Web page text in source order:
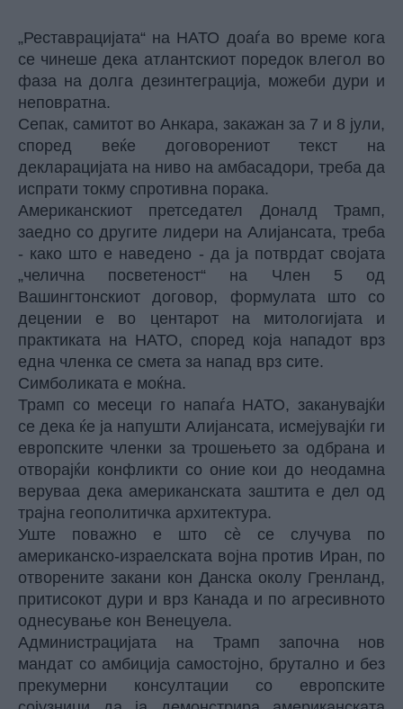
„Реставрацијата“ на НАТО доаѓа во време кога
се чинеше дека атлантскиот поредок влегол во
фаза на долга дезинтеграција, можеби дури и
неповратна.
Сепак, самитот во Анкара, закажан за 7 и 8 јули,
според веќе договорениот текст на
декларацијата на ниво на амбасадори, треба да
испрати токму спротивна порака.
Американскиот претседател Доналд Трамп,
заедно со другите лидери на Алијансата, треба
- како што е наведено - да ја потврдат својата
„челична посветеност“ на Член 5 од
Вашингтонскиот договор, формулата што со
децении е во центарот на митологијата и
практиката на НАТО, според која нападот врз
една членка се смета за напад врз сите.
Симболиката е моќна.
Трамп со месеци го напаѓа НАТО, заканувајќи
се дека ќе ја напушти Алијансата, исмејувајќи ги
европските членки за трошењето за одбрана и
отворајќи конфликти со оние кои до неодамна
веруваа дека американската заштита е дел од
трајна геополитичка архитектура.
Уште поважно е што сè се случува по
американско-израелската војна против Иран, по
отворените закани кон Данска околу Гренланд,
притисокот дури и врз Канада и по агресивното
однесување кон Венецуела.
Администрацијата на Трамп започна нов
мандат со амбиција самостојно, брутално и без
прекумерни консултации со европските